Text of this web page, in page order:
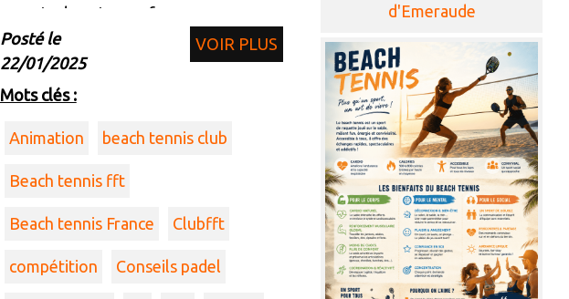
aspects de votre performance.
Posté le
22/01/2025
VOIR PLUS
Mots clés :
Animation beach tennis club
Beach tennis fft
Beach tennis France Clubfft
compétition Conseils padel
d'Emeraude